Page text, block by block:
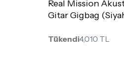
Real Mission
Gitar Gigbag
Tükendi4,010 TL